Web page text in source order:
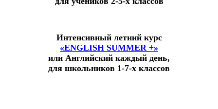
Интенсивный летний курс
«ENGLISH SUMMER +»
или Английский каждый день,
для школьников 1-7-х классов